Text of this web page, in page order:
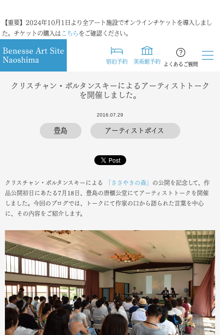
【重要】2024年10月1日より全アート施設でオンラインチケットを導入しまし
た。チケットの購入は こちらをご確認ください。
宿泊予約 美術館予約 よくあるご質問
クリスチャン・ボルタンスキーによるアーティストトーク
を開催しました。
2016.07.29
豊島 アーティストボイス
クリスチャン・ボルタンスキーによる 「ささやきの森」 の公開を記念して、作
品公開初日にあたる7月18日、豊島の唐櫃公堂にてアーティストトークを開催
しました。今回のブログでは、トークにて作家の口から語られた言葉を中心
に、その内容をご紹介します。